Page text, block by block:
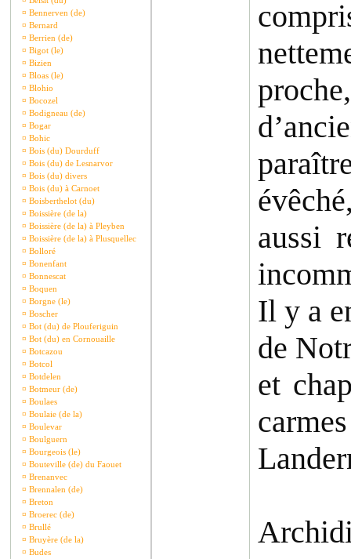
¤ Bennerven (de)
¤ Bernard
¤ Berrien (de)
¤ Bigot (le)
¤ Bizien
¤ Bloas (le)
¤ Blohio
¤ Bocozel
¤ Bodigneau (de)
¤ Bogar
¤ Bohic
¤ Bois (du) Dourduff
¤ Bois (du) de Lesnarvor
¤ Bois (du) divers
¤ Bois (du) à Carnoet
¤ Boisberthelot (du)
¤ Boissière (de la)
¤ Boissière (de la) à Pleyben
¤ Boissière (de la) à Plusquellec
¤ Bolloré
¤ Bonenfant
¤ Bonnescat
¤ Boquen
¤ Borgne (le)
¤ Boscher
¤ Bot (du) de Plouferiguin
¤ Bot (du) en Cornouaille
¤ Botcazou
¤ Botcol
¤ Botdelen
¤ Botmeur (de)
¤ Boulaes
¤ Boulaie (de la)
¤ Boulevar
¤ Boulguern
¤ Bourgeois (le)
¤ Bouteville (de) du Faouet
¤ Brenanvec
¤ Brennalen (de)
¤ Breton
¤ Broerec (de)
¤ Brullé
¤ Bruyère (de la)
¤ Budes
aussi
Il y a
de
et